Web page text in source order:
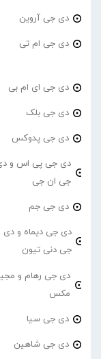
دی جی آروین
دی جی ام تی
دی جی ای ام بی
دی جی بلک
دی جی پدوکس
دی جی پی اس و
جی ان جی
دی جی جم
دی جی دیماه و دی
جی دنی تیون
دی جی رهام و
مکس
دی جی سیا
دی جی شاهین